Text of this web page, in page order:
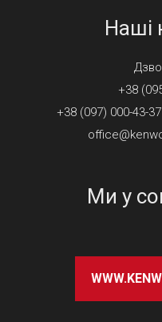
Наші
+38
+38 (097) 000-43-37
Ми у